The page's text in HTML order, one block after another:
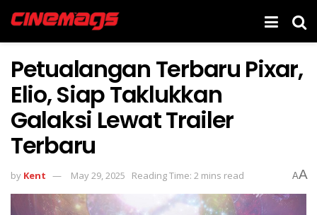
Petualangan Terbaru Pixar,
Elio, Siap Taklukkan
Galaksi Lewat Trailer
Terbaru
by Kent May 29, 2025 Reading Time: 2 mins read AA